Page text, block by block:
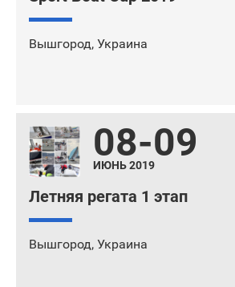
Вышгород, Украина
08-09
ИЮНЬ 2019
Летняя регата 1 этап
Вышгород, Украина